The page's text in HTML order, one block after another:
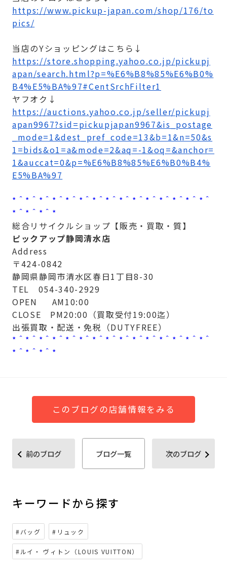
https://www.pickup-japan.com/shop/176/to
pics/
当店のYショッピングはこちら↓
https://store.shopping.yahoo.co.jp/pickupj
apan/search.html?p=%E6%B8%85%E6%B0%
B4%E5%BA%97#CentSrchFilter1
ヤフオク↓
https://auctions.yahoo.co.jp/seller/pickupj
apan9967?sid=pickupjapan9967&is_postage
_mode=1&dest_pref_code=13&b=1&n=50&s
1=bids&o1=a&mode=2&aq=-1&oq=&anchor=
1&auccat=0&p=%E6%B8%85%E6%B0%B4%
E5%BA%97
*＾*＾*＾*＾*＾*＾*＾*＾*＾*＾*＾*＾*＾*＾*＾
*＾*＾*＾*
総合リサイクルショップ【販売・買取・質】
ピックアップ静岡清水店
Address
〒424-0842
静岡県静岡市清水区春日1丁目8-30
TEL 054-340-2929
OPEN AM10:00
CLOSE PM20:00（買取受付19:00迄）
出張買取・配送・免税（DUTYFREE）
*＾*＾*＾*＾*＾*＾*＾*＾*＾*＾*＾*＾*＾*＾*＾
*＾*＾*＾*
このブログの店舗情報をみる
前のブログ ブログ一覧 次のブログ
キーワードから探す
#バッグ #リュック
#ルイ・ ヴィトン（LOUIS VUITTON）